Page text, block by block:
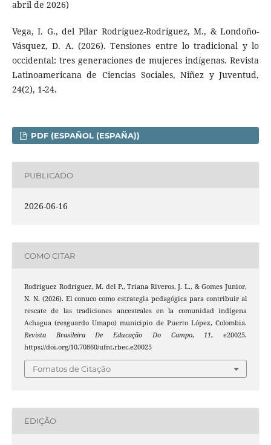
abril de 2026)
Vega, I. G., del Pilar Rodríguez-Rodríguez, M., & Londoño-
Vásquez, D. A. (2026). Tensiones entre lo tradicional y lo
occidental: tres generaciones de mujeres indígenas. Revista
Latinoamericana de Ciencias Sociales, Niñez y Juventud,
24(2), 1-24.
PDF (ESPAÑOL (ESPAÑA))
PUBLICADO
2026-06-16
COMO CITAR
Rodriguez Rodriguez, M. del P., Triana Riveros, J. L., & Gomes Junior,
N. N. (2026). El conuco como estrategia pedagógica para contribuir al
rescate de las tradiciones ancestrales en la comunidad indígena
Achagua (resguardo Umapo) municipio de Puerto López, Colombia.
Revista Brasileira De Educação Do Campo,11, e20025.
https://doi.org/10.70860/ufnt.rbec.e20025
Fomatos de Citação
EDIÇÃO